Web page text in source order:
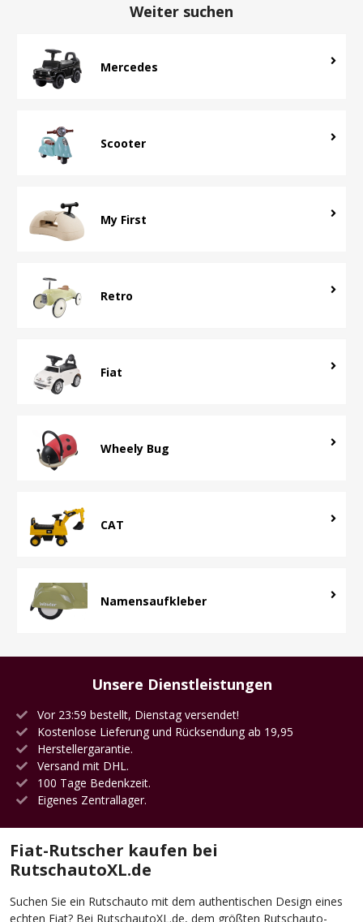
Weiter suchen
Mercedes
Scooter
My First
Retro
Fiat
Wheely Bug
CAT
Namensaufkleber
Unsere Dienstleistungen
Vor 23:59 bestellt, Dienstag versendet!
Kostenlose Lieferung und Rücksendung ab 19,95
Herstellergarantie.
Versand mit DHL.
100 Tage Bedenkzeit.
Eigenes Zentrallager.
Fiat-Rutscher kaufen bei
RutschautoXL.de
Suchen Sie ein Rutschauto mit dem authentischen Design eines
echten Fiat? Bei RutschautoXL.de, dem größten Rutschauto-